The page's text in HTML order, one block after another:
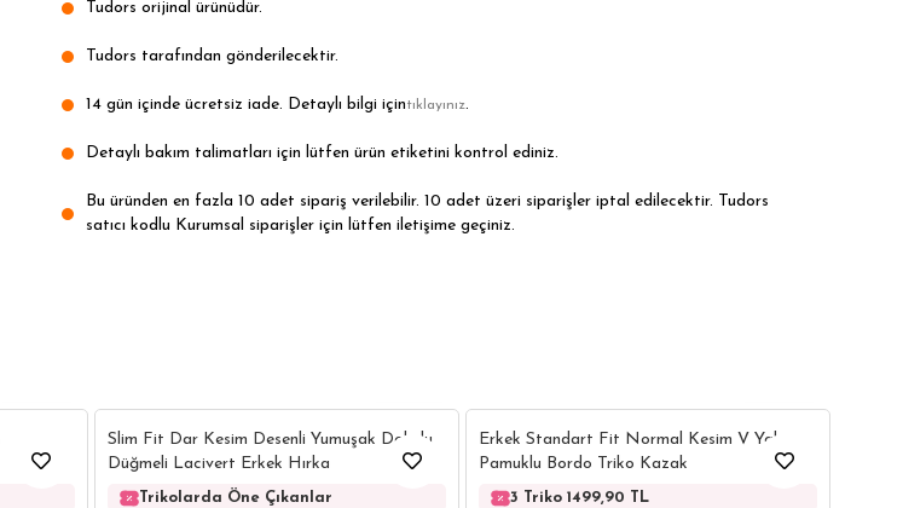
Tudors orijinal ürünüdür.
Tudors tarafından gönderilecektir.
14 gün içinde ücretsiz iade. Detaylı bilgi içintıklayınız.
Detaylı bakım talimatları için lütfen ürün etiketini kontrol ediniz.
Bu üründen en fazla 10 adet sipariş verilebilir. 10 adet üzeri siparişler iptal edilecektir. Tudors
satıcı kodlu Kurumsal siparişler için lütfen iletişime geçiniz.
Slim Fit Dar Kesim Desenli Yumuşak Dokulu
Düğmeli Lacivert Erkek Hırka
Trikolarda Öne Çıkanlar
Erkek Standart Fit Normal Kesim V Yaka
Pamuklu Bordo Triko Kazak
3 Triko 1499,90 TL